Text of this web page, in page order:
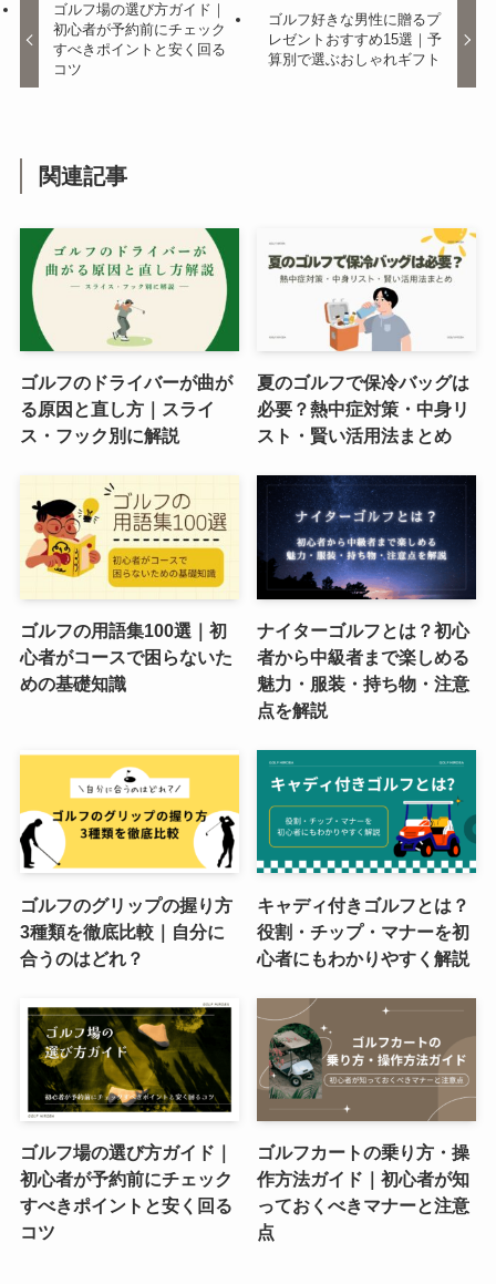
ゴルフ場の選び方ガイド｜
初心者が予約前にチェック
すべきポイントと安く回る
コツ
ゴルフ好きな男性に贈るプ
レゼントおすすめ15選｜予
算別で選ぶおしゃれギフト
関連記事
ゴルフのドライバーが曲が
る原因と直し方｜スライ
ス・フック別に解説
夏のゴルフで保冷バッグは
必要？熱中症対策・中身リ
スト・賢い活用法まとめ
ゴルフの用語集100選｜初
心者がコースで困らないた
めの基礎知識
ナイターゴルフとは？初心
者から中級者まで楽しめる
魅力・服装・持ち物・注意
点を解説
ゴルフのグリップの握り方
3種類を徹底比較｜自分に
合うのはどれ？
キャディ付きゴルフとは？
役割・チップ・マナーを初
心者にもわかりやすく解説
ゴルフ場の選び方ガイド｜
初心者が予約前にチェック
すべきポイントと安く回る
コツ
ゴルフカートの乗り方・操
作方法ガイド｜初心者が知
っておくべきマナーと注意
点